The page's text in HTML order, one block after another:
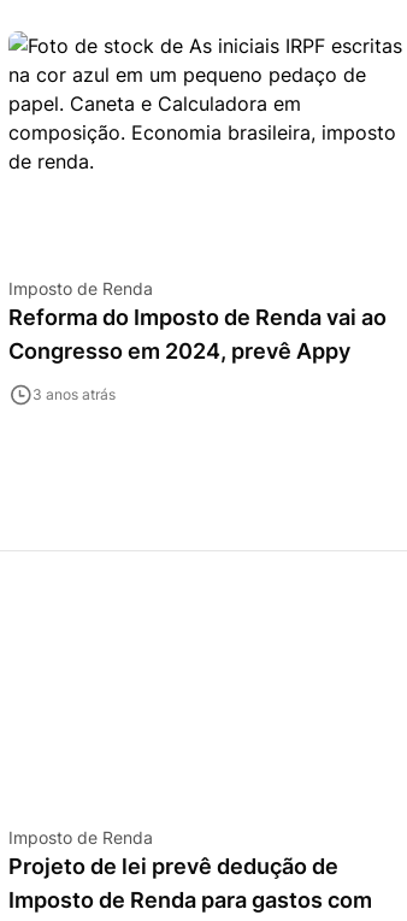
Imposto de Renda
Reforma do Imposto de Renda vai ao
Congresso em 2024, prevê Appy
3 anos atrás
Imposto de Renda
Projeto de lei prevê dedução de
Imposto de Renda para gastos com